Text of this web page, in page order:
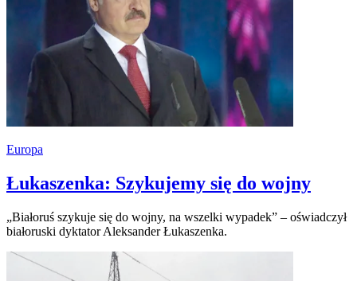
Europa
Łukaszenka: Szykujemy się do wojny
„Białoruś szykuje się do wojny, na wszelki wypadek” – oświadczył
białoruski dyktator Aleksander Łukaszenka.